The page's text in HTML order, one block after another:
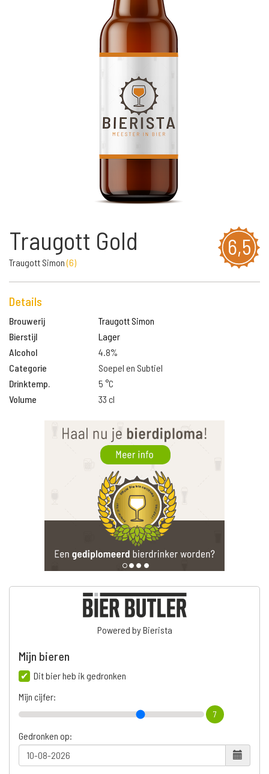
6,5
Traugott Gold
Traugott Simon(6)
Details
Brouwerij
Traugott Simon
Bierstijl
Lager
Alcohol
4.8%
Categorie
Soepel en Subtiel
Drinktemp.
5 °C
Volume
33 cl
Powered by Bierista
Mijn bieren
Dit bier heb ik gedronken
Mijn cijfer:
7
Gedronken op: